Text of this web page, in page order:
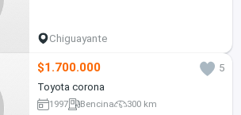
Chiguayante
$1.700.000
5
Toyota corona
1997 Bencina 300 km